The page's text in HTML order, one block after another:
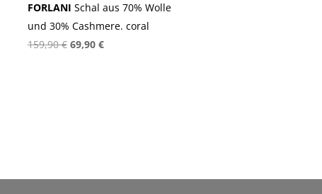
FORLANI Schal aus 70% Wolle
und 30% Cashmere. coral
159,90€ Ursprünglicher
69,90 €Aktueller